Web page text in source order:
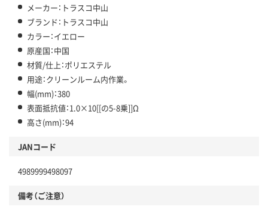
メーカー：トラスコ中山
ブランド：トラスコ中山
カラー：イエロー
原産国：中国
材質/仕上：ポリエステル
用途：クリーンルーム内作業。
幅(mm)：380
表面抵抗値：1.0×10[[の5-8乗]]Ω
高さ(mm)：94
JANコード
4989999498097
備考（ご注意）